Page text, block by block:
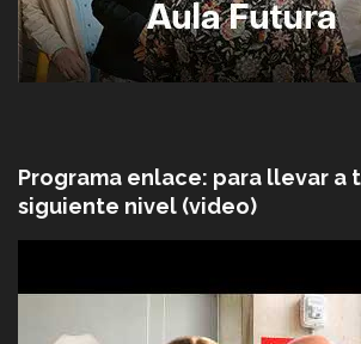
Programa enlace: para llevar a
siguiente nivel (video)